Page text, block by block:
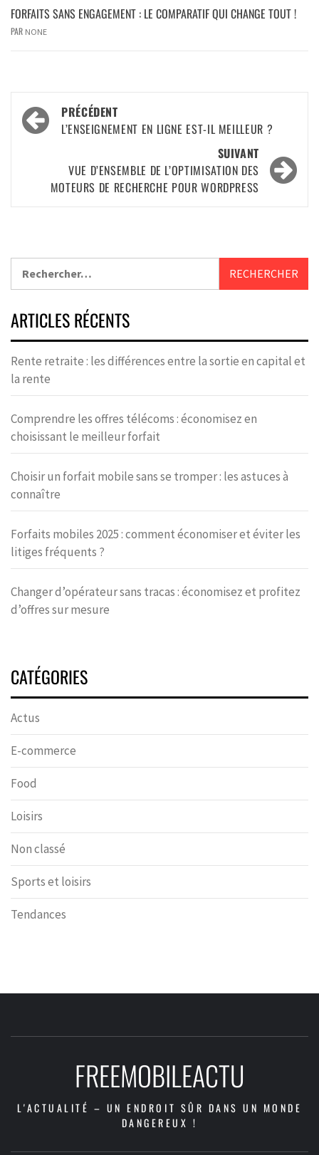
FORFAITS SANS ENGAGEMENT : LE COMPARATIF QUI CHANGE TOUT !
PAR NONE
PRÉCÉDENT
L’ENSEIGNEMENT EN LIGNE EST-IL MEILLEUR ?
SUIVANT
VUE D’ENSEMBLE DE L’OPTIMISATION DES
MOTEURS DE RECHERCHE POUR WORDPRESS
ARTICLES RÉCENTS
Rente retraite : les différences entre la sortie en capital et
la rente
Comprendre les offres télécoms : économisez en
choisissant le meilleur forfait
Choisir un forfait mobile sans se tromper : les astuces à
connaître
Forfaits mobiles 2025 : comment économiser et éviter les
litiges fréquents ?
Changer d’opérateur sans tracas : économisez et profitez
d’offres sur mesure
CATÉGORIES
Actus
E-commerce
Food
Loisirs
Non classé
Sports et loisirs
Tendances
FREEMOBILEACTU
L'ACTUALITÉ – UN ENDROIT SÛR DANS UN MONDE
DANGEREUX !